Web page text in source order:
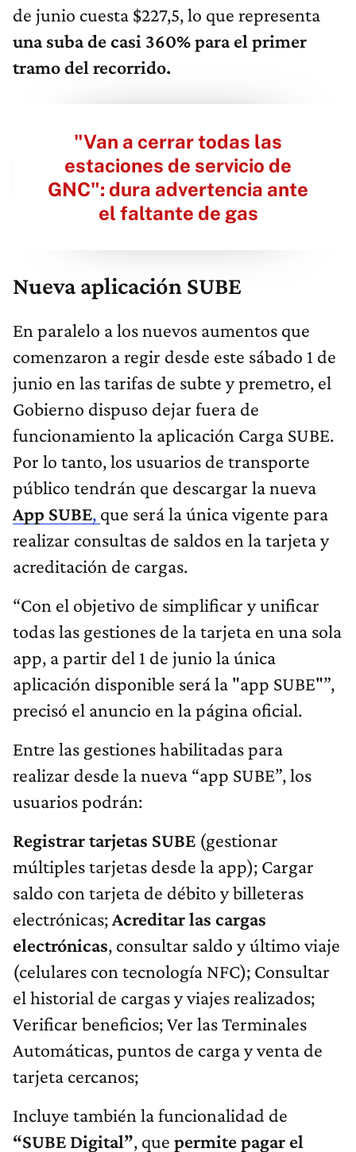
de junio cuesta $227,5, lo que representa
una suba de casi 360% para el primer
tramo del recorrido.
"Van a cerrar todas las
estaciones de servicio de
GNC": dura advertencia ante
el faltante de gas
Nueva aplicación SUBE
En paralelo a los nuevos aumentos que
comenzaron a regir desde este sábado 1 de
junio en las tarifas de subte y premetro, el
Gobierno dispuso dejar fuera de
funcionamiento la aplicación Carga SUBE.
Por lo tanto, los usuarios de transporte
público tendrán que descargar la nueva
App SUBE, que será la única vigente para
realizar consultas de saldos en la tarjeta y
acreditación de cargas.
“Con el objetivo de simplificar y unificar
todas las gestiones de la tarjeta en una sola
app, a partir del 1 de junio la única
aplicación disponible será la "app SUBE"”,
precisó el anuncio en la página oficial.
Entre las gestiones habilitadas para
realizar desde la nueva “app SUBE”, los
usuarios podrán:
Registrar tarjetas SUBE (gestionar
múltiples tarjetas desde la app); Cargar
saldo con tarjeta de débito y billeteras
electrónicas;Acreditar las cargas
electrónicas, consultar saldo y último viaje
(celulares con tecnología NFC); Consultar
el historial de cargas y viajes realizados;
Verificar beneficios; Ver las Terminales
Automáticas, puntos de carga y venta de
tarjeta cercanos;
Incluye también la funcionalidad de
“SUBE Digital”, que permite pagar el